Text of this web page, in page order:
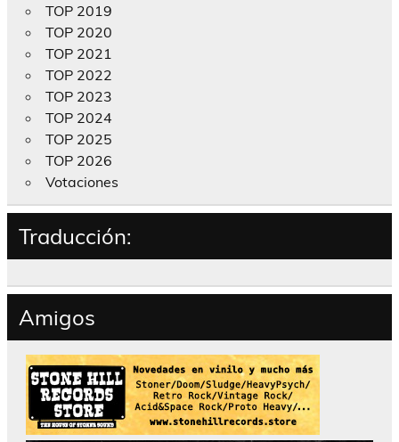
TOP 2019
TOP 2020
TOP 2021
TOP 2022
TOP 2023
TOP 2024
TOP 2025
TOP 2026
Votaciones
Traducción:
Amigos